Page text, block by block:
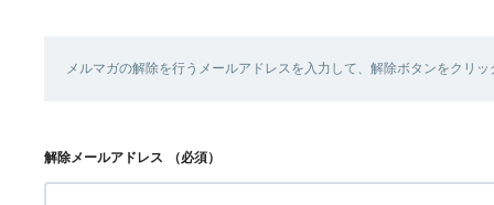
メルマガの解除を行うメールアドレスを入力して、解除ボタンをクリ
解除メールアドレス （必須）